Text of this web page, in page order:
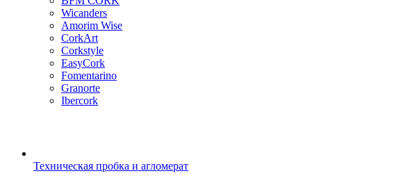
Wicanders
Amorim Wise
CorkArt
Corkstyle
EasyCork
Fomentarino
Granorte
Ibercork
Техническая пробка и агломерат